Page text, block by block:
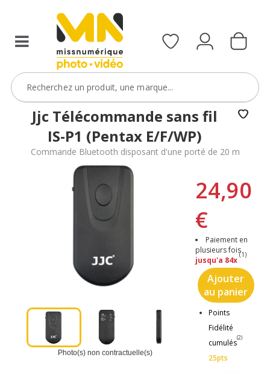
Jjc Télécommande sans fil
IS-P1 (Pentax E/F/WP)
Commande Bluetooth disposant d'une porté de 20 m
Photo(s) non contractuelle(s)
24,90
€
Paiement en
plusieurs fois
jusqu'a 84x
(1)
Ajouter
au panier
Points
Fidélité
cumulés
(2)
25pts